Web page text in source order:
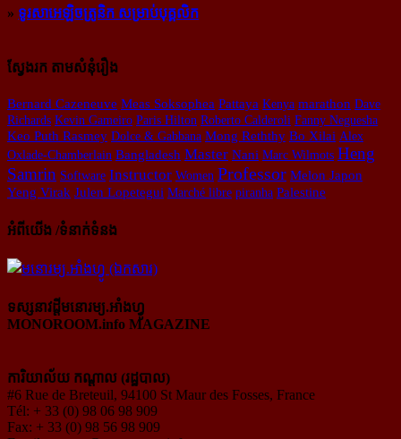
» ទូរសាអេឡិចត្រូនិក សម្រាប់បុគ្គលិក
ស្វែងរក តាមសំនុំរឿង
Bernard Cazeneuve Meas Soksophea Pattaya Kenya marathon Dave
Richards Kevin Gameiro Paris Hilton Roberto Calderoli Fanny Neguesha
Keo Puth Rasmey Dolce & Gabbana Mong Reththy Bo Xilai Alex
Oxlade-Chamberlain Bangladesh Master Nani Marc Wilmots Heng
Samrin Software Instructor Women Professor Melon Japon
Yeng Virak Julen Lopetegui Marché libre piranha Palestine
អំពីយើង /ទំនាក់ទំនង
ទស្សនាវដ្ដីមនោរម្យ.អាំងហ្វូ
MONOROOM.info MAGAZINE
ការិយាល័យ កណ្ដាល (រដ្ឋបាល)
#6 Rue de Breteuil, 94100 St Maur des Fosses, France
Tél: + 33 (0) 98 06 98 909
Fax: + 33 (0) 98 56 98 909